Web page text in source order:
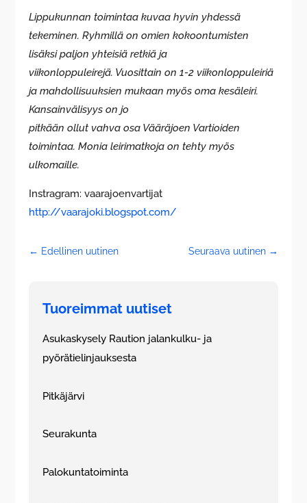
Lippukunnan toimintaa kuvaa hyvin yhdessä
tekeminen. Ryhmillä on omien kokoontumisten
lisäksi paljon yhteisiä retkiä ja
viikonloppuleirejä. Vuosittain on 1-2 viikonloppuleiriä
ja mahdollisuuksien mukaan myös oma kesäleiri.
Kansainvälisyys on jo
pitkään ollut vahva osa Vääräjoen Vartioiden
toimintaa. Monia leirimatkoja on tehty myös
ulkomaille.
Instragram: vaarajoenvartijat
http://vaarajoki.blogspot.com/
← Edellinen uutinen Seuraava uutinen→
Tuoreimmat uutiset
Asukaskysely Raution jalankulku- ja
pyörätielinjauksesta
Pitkäjärvi
Seurakunta
Palokuntatoiminta